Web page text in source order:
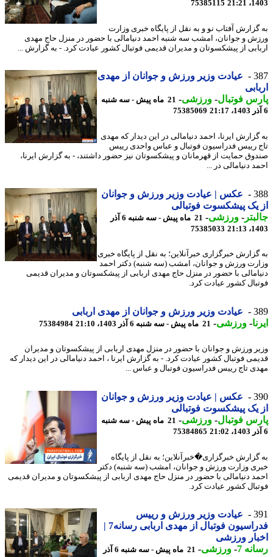
75385115
آفتاب نو و به نقل از پایگاه خبری وزارت
و جوانان، امشب سه شنبه احمد دنیامالی با حضور در منزل حاج مهدی
از پیشکسوتان و مدیران قدیمی فوتبال کشور عیادت کرد. - به گزارش ...
عیادت وزیر ورزش و جوانان از مهدی
فوتبال-ورزشی-
21 ماه پیش - سه شنبه
75385069
ایرنا، احمد دنیامالی در این دیدار که مهدی
رییس فدراسیون فوتبال و عباس واحدی رییس
حمایت از قهرمانان و پیشکسوتان نیز حضور داشتند، - به گزارش ایرنا،
دنیامالی در ...
عکس | عیادت وزیر ورزش و جوانان
یک پیشکسوت فوتبالی
-ورزشی-
21 ماه پیش - سه شنبه 6 آذر
75385033
خبرگزاری خبرآنلاین؛ به نقل از پایگاه خبری
ورزش و جوانان، امشب (سه شنبه) دکتر احمد
با حضور در منزل حاج مهدی اربابی از پیشکسوتان و مدیران قدیمی
کشور عیادت کرد.
عیادت وزیر ورزش و جوانان از مهدی اربابی
-ورزشی-21 ماه پیش - سه شنبه 6 آذر 1403، 21:10 75384984
ورزش و جوانان با حضور در منزل مهدی اربابی از پیشکسوتان و مدیران
فوتبال کشور عیادت کرد. - به گزارش ایرنا ، احمد دنیامالی در این دیدار که
تاج رییس فدراسیون فوتبال و عباس ...
عکس | عیادت وزیر ورزش و جوانان
یک پیشکسوت فوتبالی
فوتبال-ورزشی-
21 ماه پیش - سه شنبه
75384865
خبرگزاری�خبرآنلاین؛ به نقل از پایگاه
وزارت ورزش و جوانان، امشب (سه شنبه) دکتر
دنیامالی با حضور در منزل حاج مهدی اربابی از پیشکسوتان و مدیران قدیمی
کشور عیادت کرد.
عیادت وزیر ورزش و رییس
فدراسیون فوتبال از مهدی اربابی رسانه7 |
ورزشی
7
-ورزشی-
21 ماه پیش - سه شنبه 6 آذر